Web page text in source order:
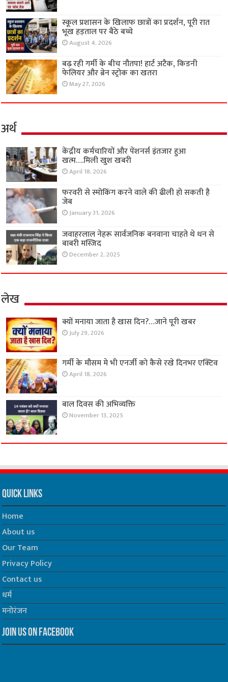
स्कूल प्रशासन के खिलाफ छात्रों का प्रदर्शन, पूरी रात
भूख हड़ताल पर बैठे बच्चे
August 4, 2026
बढ़ रही गर्मी के बीच नौतपा! हार्ट अटैक, किडनी
फेलियर और ब्रेन स्ट्रोक का खतरा
May 27, 2026
अर्थ
केंद्रीय कर्मचारियों और पेंशनर्स इंतजार हुआ
खत्म….मिली खुश खबरी
April 18, 2026
फरवरी से स्मोकिंग करने वाले की ढीली हो सकती है
जेब
January 31, 2026
जवाहरलाल नेहरू सार्वजनिक बनवाना चाहते थे धन से
बाबरी मस्जिद
December 2, 2025
लेख
क्यों मनाया जाता है खास दिन?…जाने पूरी खबर
July 29, 2026
गर्मी के मौसम मे भी एनर्जी को कैसे रखे दिनभर एक्टिव
April 18, 2026
बाल दिवस की अभिव्यक्ति
November 13, 2025
Quick Links
Home
About us
Our Team
Privacy Policy
Contact us
धर्म
मनोरंजन
Join us on Facebook